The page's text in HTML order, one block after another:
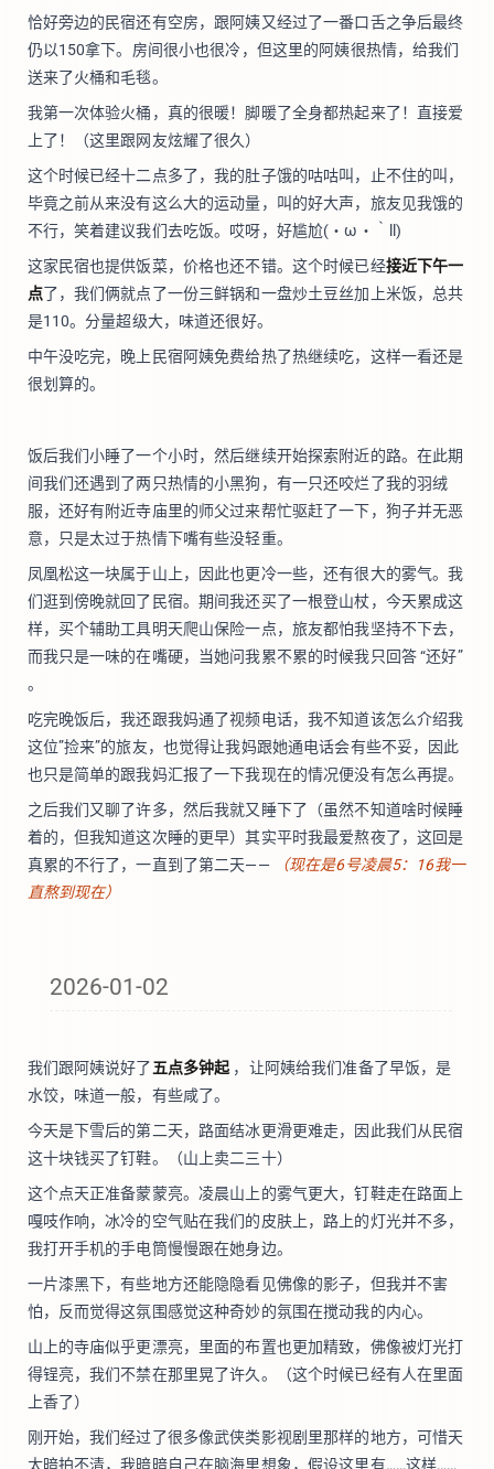
恰好旁边的民宿还有空房，跟阿姨又经过了一番口舌之争后最终
仍以150拿下。房间很小也很冷，但这里的阿姨很热情，给我们
送来了火桶和毛毯。
我第一次体验火桶，真的很暖！脚暖了全身都热起来了！直接爱
上了！（这里跟网友炫耀了很久）
这个时候已经十二点多了，我的肚子饿的咕咕叫，止不住的叫，
毕竟之前从来没有这么大的运动量，叫的好大声，旅友见我饿的
不行，笑着建议我们去吃饭。哎呀，好尴尬(・ω・｀ll)
这家民宿也提供饭菜，价格也还不错。这个时候已经接近下午一
点了，我们俩就点了一份三鲜锅和一盘炒土豆丝加上米饭，总共
是110。分量超级大，味道还很好。
中午没吃完，晚上民宿阿姨免费给热了热继续吃，这样一看还是
很划算的。
饭后我们小睡了一个小时，然后继续开始探索附近的路。在此期
间我们还遇到了两只热情的小黑狗，有一只还咬烂了我的羽绒
服，还好有附近寺庙里的师父过来帮忙驱赶了一下，狗子并无恶
意，只是太过于热情下嘴有些没轻重。
凤凰松这一块属于山上，因此也更冷一些，还有很大的雾气。我
们逛到傍晚就回了民宿。期间我还买了一根登山杖，今天累成这
样，买个辅助工具明天爬山保险一点，旅友都怕我坚持不下去，
而我只是一味的在嘴硬，当她问我累不累的时候我只回答 “还好”
。
吃完晚饭后，我还跟我妈通了视频电话，我不知道该怎么介绍我
这位”捡来”的旅友，也觉得让我妈跟她通电话会有些不妥，因此
也只是简单的跟我妈汇报了一下我现在的情况便没有怎么再提。
之后我们又聊了许多，然后我就又睡下了（虽然不知道啥时候睡
着的，但我知道这次睡的更早）其实平时我最爱熬夜了，这回是
真累的不行了，一直到了第二天——
（现在是6号凌晨5：16我一
直熬到现在）
2026-01-02
我们跟阿姨说好了五点多钟起 ，让阿姨给我们准备了早饭，是
水饺，味道一般，有些咸了。
今天是下雪后的第二天，路面结冰更滑更难走，因此我们从民宿
这十块钱买了钉鞋。（山上卖二三十）
这个点天正准备蒙蒙亮。凌晨山上的雾气更大，钉鞋走在路面上
嘎吱作响，冰冷的空气贴在我们的皮肤上，路上的灯光并不多，
我打开手机的手电筒慢慢跟在她身边。
一片漆黑下，有些地方还能隐隐看见佛像的影子，但我并不害
怕，反而觉得这氛围感觉这种奇妙的氛围在搅动我的内心。
山上的寺庙似乎更漂亮，里面的布置也更加精致，佛像被灯光打
得锃亮，我们不禁在那里晃了许久。（这个时候已经有人在里面
上香了）
刚开始，我们经过了很多像武侠类影视剧里那样的地方，可惜天
太暗拍不清，我暗暗自己在脑海里想象，假设这里有……这样……